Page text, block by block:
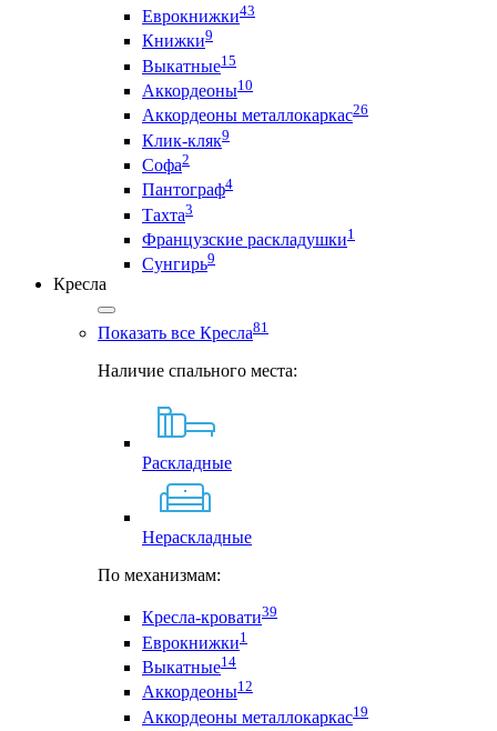
Еврокнижки43
Книжки9
Выкатные15
Аккордеоны10
Аккордеоны металлокаркас26
Клик-кляк9
Софа2
Пантограф4
Тахта3
Французские раскладушки1
Сунгирь9
Кресла
Показать все Кресла81
Наличие спального места:
Раскладные
Нераскладные
По механизмам:
Кресла-кровати39
Еврокнижки1
Выкатные14
Аккордеоны12
Аккордеоны металлокаркас19